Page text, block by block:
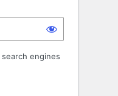
engines